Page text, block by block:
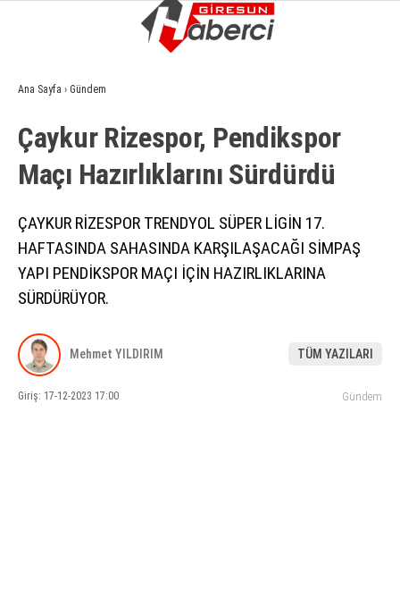
GÜNDEM
EKONOMI
SIYASET
ASAYIŞ
SPOR
EĞITIM
SAĞLIK
Ana Sayfa › Gündem
Çaykur Ri̇zespor, Pendi̇kspor
Maçı Hazırlıklarını Sürdürdü
ÇAYKUR RİZESPOR TRENDYOL SÜPER LİGİN 17.
HAFTASINDA SAHASINDA KARŞILAŞACAĞI SİMPAŞ
YAPI PENDİKSPOR MAÇI İÇİN HAZIRLIKLARINA
SÜRDÜRÜYOR.
Mehmet YILDIRIM TÜM YAZILARI
Giriş: 17-12-2023 17:00 Gündem